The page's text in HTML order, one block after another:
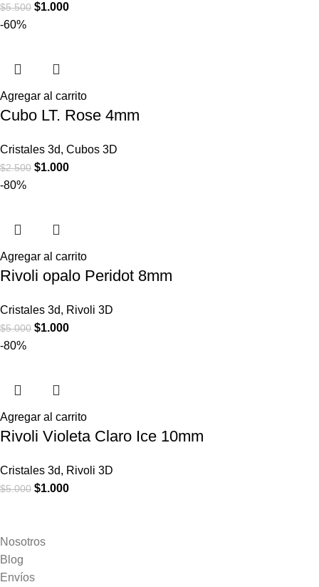
$5.500 $1.000
-60%
Agregar al carrito
Cubo LT. Rose 4mm
Cristales 3d, Cubos 3D
$2.500 $1.000
-80%
Agregar al carrito
Rivoli opalo Peridot 8mm
Cristales 3d, Rivoli 3D
$5.000 $1.000
-80%
Agregar al carrito
Rivoli Violeta Claro Ice 10mm
Cristales 3d, Rivoli 3D
$5.000 $1.000
Nosotros
Blog
Envíos